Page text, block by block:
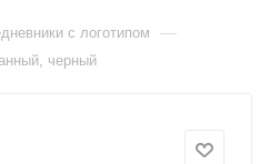
c логотипом —
черный